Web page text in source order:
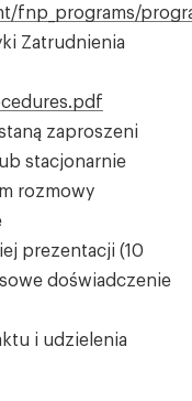
fnp_programs/
Zatrudnienia
zaproszeni
stacjonarnie
rozmowy
prezentacji (10
doświadczenie
i udzielenia